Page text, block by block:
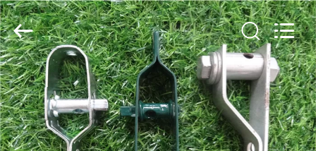
MAISON
PRODUITS
AN
PING
XI
RUN
METAL
MESH
CO.,LTD.
All
Rights
Reserved.